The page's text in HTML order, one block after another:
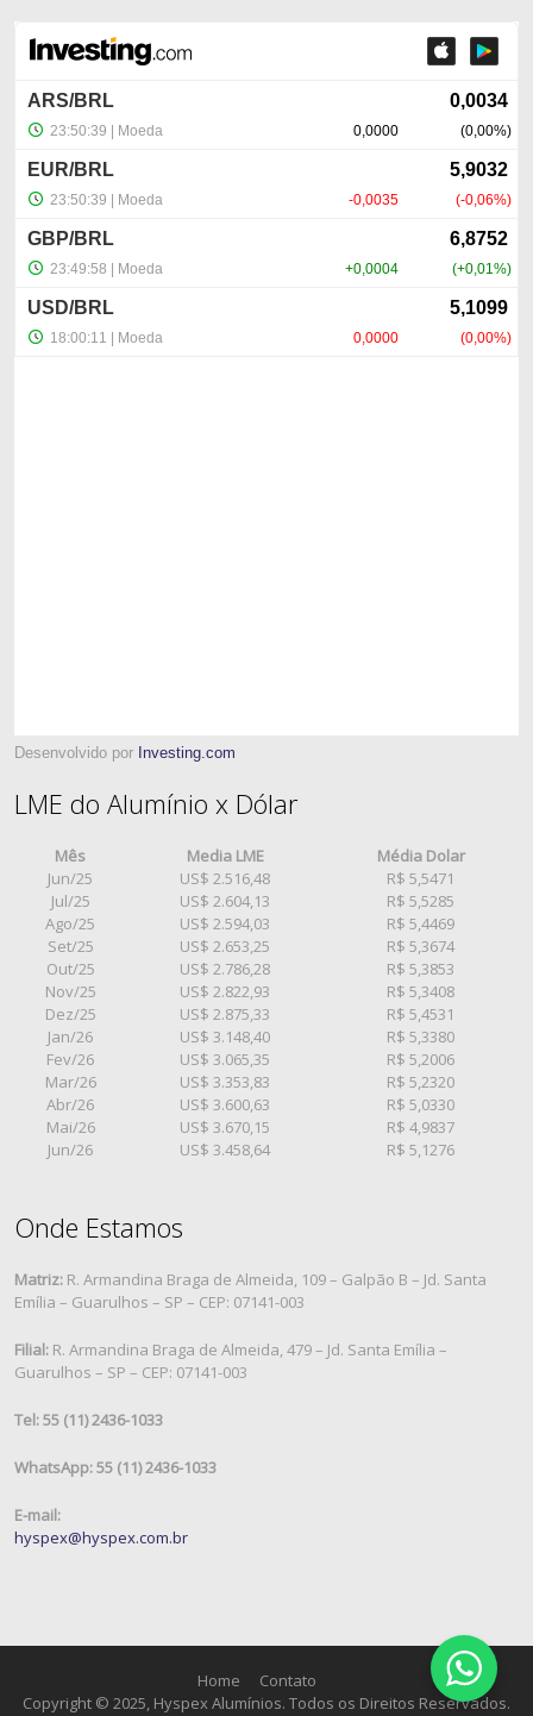
Desenvolvido por Investing.com
LME do Alumínio x Dólar
Mês Media LME
Média Dolar
Jun/25
US$ 2.516,48
R$ 5,5471
Jul/25
US$ 2.604,13
R$ 5,5285
Ago/25
US$ 2.594,03
R$ 5,4469
Set/25
US$ 2.653,25
R$ 5,3674
Out/25
US$ 2.786,28
R$ 5,3853
Nov/25
US$ 2.822,93
R$ 5,3408
Dez/25
US$ 2.875,33
R$ 5,4531
Jan/26
US$ 3.148,40
R$ 5,3380
Fev/26
US$ 3.065,35
R$ 5,2006
Mar/26
US$ 3.353,83
R$ 5,2320
Abr/26
US$ 3.600,63
R$ 5,0330
Mai/26
US$ 3.670,15
R$ 4,9837
Jun/26
US$ 3.458,64 R$ 5,1276
Onde Estamos
Matriz: R. Armandina Braga de Almeida, 109 – Galpão B – Jd. Santa
Emília – Guarulhos – SP – CEP: 07141-003
Filial: R. Armandina Braga de Almeida, 479 – Jd. Santa Emília –
Guarulhos – SP – CEP: 07141-003
Tel: 55 (11) 2436-1033
WhatsApp: 55 (11) 2436-1033
E-mail:
hyspex@hyspex.com.br
Home
Contato
Copyright © 2025, Hyspex Alumínios. Todos os Direitos Reservados.